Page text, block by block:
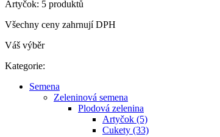
Artyčok: 5 produktů
Všechny ceny zahrnují DPH
Váš výběr
Kategorie:
Semena
Zeleninová semena
Plodová zelenina
Artyčok (5)
Cukety (33)